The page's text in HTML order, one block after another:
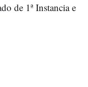
de 1ª Instancia e